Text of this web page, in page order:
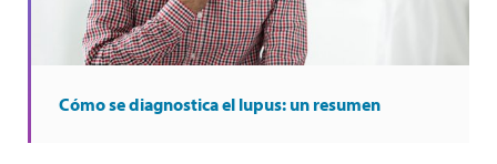
Cómo se diagnostica el lupus: un resumen